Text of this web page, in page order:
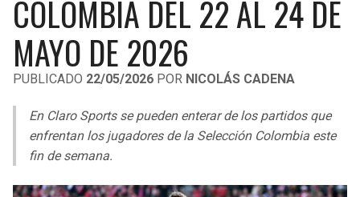
LIGA DE EXPANSIÓN MX
LEAGUES CUP
UEFA EUROPA LEAGUE
UEFA CONFERENCE LEAGUE
MLS
COPA LIBERTADORES
COPA SUDAMERICANA
LIGA BETPLAY
RAIDERS
CHARGERS
RAVENS
CAVALIERS
PISTONS
PACERS
COLOMBIA DEL 22 AL 24 DE
MAYO DE 2026
PUBLICADO 22/05/2026 POR NICOLÁS CADENA
En Claro Sports se pueden enterar de los partidos que
enfrentan los jugadores de la Selección Colombia este
fin de semana.